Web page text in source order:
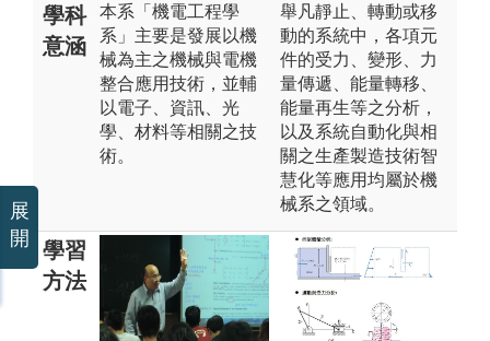
學科
意涵
本系「機電工程學
系」主要是發展以機
械為主之機械與電機
整合應用技術，並輔
以電子、資訊、光
學、材料等相關之技
術。
舉凡靜止、轉動或移
動的系統中，各項元
件的受力、變形、力
量傳遞、能量轉移、
能量再生等之分析，
以及系統自動化與相
關之生產製造技術智
慧化等應用均屬於機
械系之領域。
學習
方法
展
開